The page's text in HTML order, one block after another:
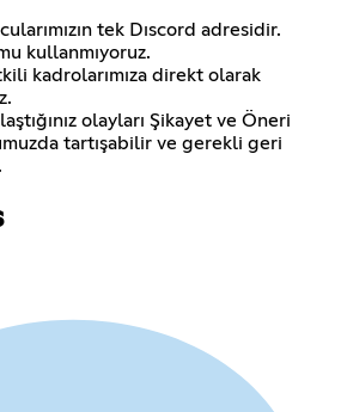
tek Dıscord adresidir.
kullanmıyoruz.
kadrolarımıza direkt olarak
olayları Şikayet ve Öneri
tartışabilir ve gerekli geri